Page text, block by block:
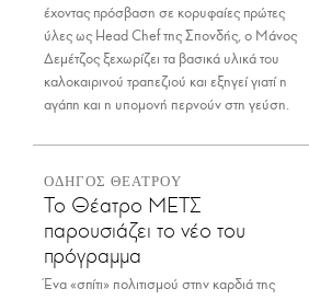
έχοντας πρόσβαση σε κορυφαίες πρώτες
ύλες ως Head Chef της Σπονδής, ο Μάνος
Δεμέτζος ξεχωρίζει τα βασικά υλικά του
καλοκαιρινού τραπεζιού και εξηγεί γιατί η
αγάπη και η υπομονή περνούν στη γεύση.
ΟΔΗΓΟΣ ΘΕΑΤΡΟΥ
Το Θέατρο ΜΕΤΣ
παρουσιάζει το νέο του
πρόγραμμα
Ένα «σπίτι» πολιτισμού στην καρδιά της